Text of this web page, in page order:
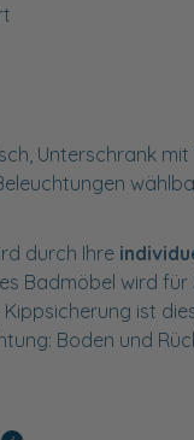
Unterschrank mit
durch Ihre
Badmöbel wird für
Kippsicherung ist
Boden und